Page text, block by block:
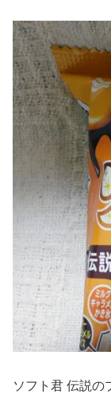
ソフト君 伝説の